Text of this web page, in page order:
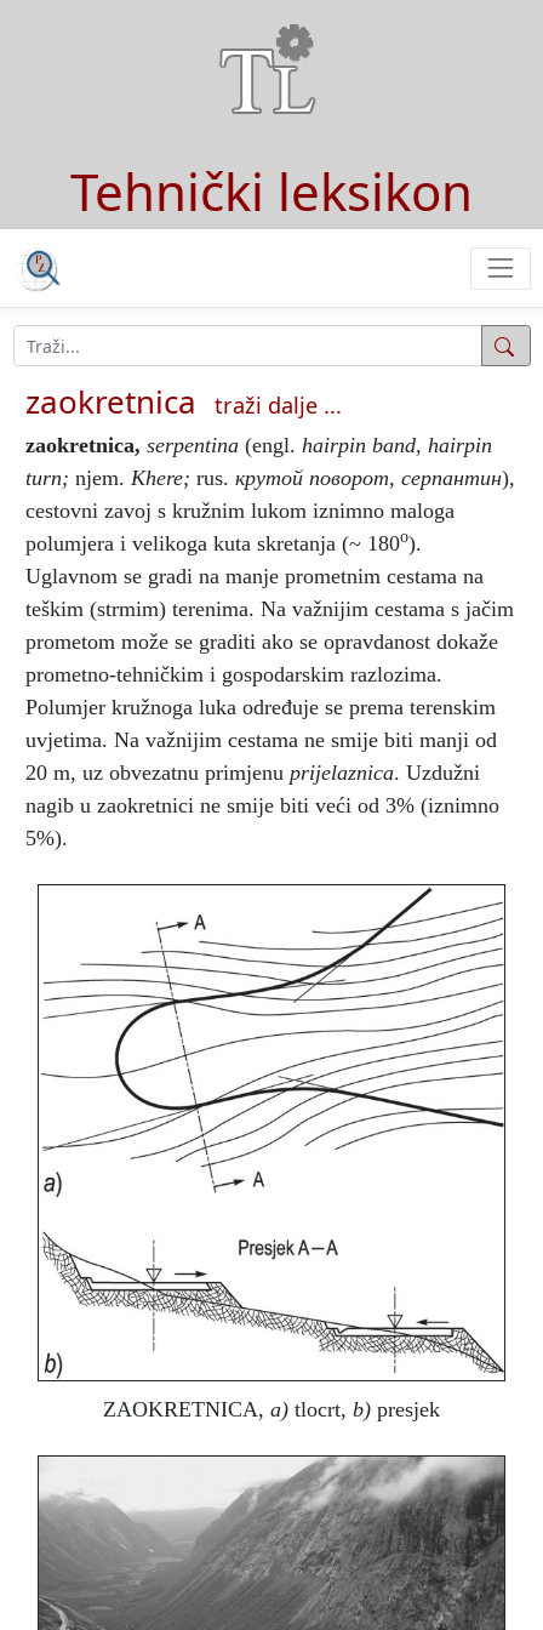
Tehnički leksikon
zaokretnica traži dalje ...
zaokretnica, serpentina (engl. hairpin band, hairpin
turn; njem. Khere; rus. крутой поворот, серпантин),
cestovni zavoj s kružnim lukom iznimno maloga
polumjera i velikoga kuta skretanja (~ 180o).
Uglavnom se gradi na manje prometnim cestama na
teškim (strmim) terenima. Na važnijim cestama s jačim
prometom može se graditi ako se opravdanost dokaže
prometno-tehničkim i gospodarskim razlozima.
Polumjer kružnoga luka određuje se prema terenskim
uvjetima. Na važnijim cestama ne smije biti manji od
20 m, uz obvezatnu primjenu prijelaznica. Uzdužni
nagib u zaokretnici ne smije biti veći od 3% (iznimno
5%).
ZAOKRETNICA, a) tlocrt, b) presjek